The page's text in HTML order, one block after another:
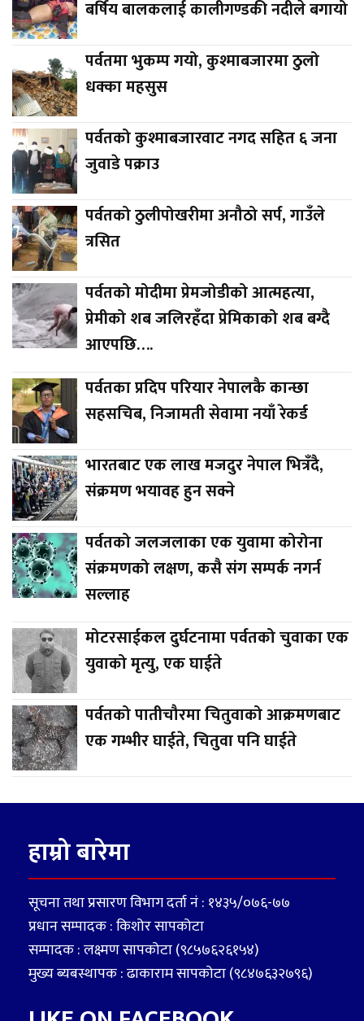
बर्षिय बालकलाई कालीगण्डकी नदीले बगायो
पर्वतमा भुकम्प गयो, कुश्माबजारमा ठुलो
धक्का महसुस
पर्वतको कुश्माबजारवाट नगद सहित ६ जना
जुवाडे पक्राउ
पर्वतको ठुलीपोखरीमा अनौठो सर्प, गाउँले
त्रसित
पर्वतको मोदीमा प्रेमजोडीको आत्महत्या,
प्रेमीको शब जलिरहँदा प्रेमिकाको शब बग्दै
आएपछि….
पर्वतका प्रदिप परियार नेपालकै कान्छा
सहसचिब, निजामती सेवामा नयाँ रेकर्ड
भारतबाट एक लाख मजदुर नेपाल भित्रँदै,
संक्रमण भयावह हुन सक्ने
पर्वतको जलजलाका एक युवामा कोरोना
संक्रमणको लक्षण, कसै संग सम्पर्क नगर्न
सल्लाह
मोटरसाईकल दुर्घटनामा पर्वतको चुवाका एक
युवाको मृत्यु, एक घाईते
पर्वतको पातीचौरमा चितुवाको आक्रमणबाट
एक गम्भीर घाईते, चितुवा पनि घाईते
हाम्रो बारेमा
सूचना तथा प्रसारण विभाग दर्ता नं : १४३५/०७६-७७
प्रधान सम्पादक : किशोर सापकोटा
सम्पादक : लक्ष्मण सापकोटा (९८५७६२६१५४)
मुख्य ब्यबस्थापक : ढाकाराम सापकोटा (९८४७६३२७९६)